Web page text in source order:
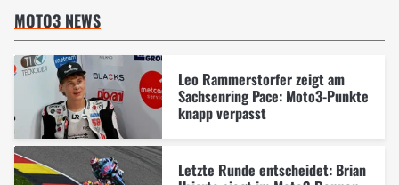
MOTO3 NEWS
Leo Rammerstorfer zeigt am
Sachsenring Pace: Moto3-Punkte
knapp verpasst
Letzte Runde entscheidet: Brian